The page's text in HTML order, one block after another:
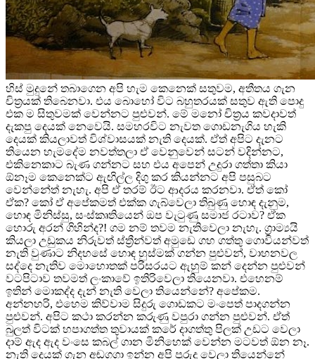
හිස් මුදුනේ තබාගෙන අපි හැම කෙනෙක් සතුවම, අතීතය ගැන
චිත්‍රයක් තිබෙනවා. එය බොහෝ විට බහුතරයක් සතුව ඇති පොදු
එක ම සිතුවමක් වෙන්නට පුළුවන්. මේ මනෝ චිත්‍රය කවදාවත්
දැකපු දෙයක් නෙවෙයි. සමහරවිට නැවත ගොඩනැගිය හැකි
දෙයක් කියලාවත් විශ්වාසයක් නැති දෙයක්. ඒත් අපිට දැනට
තියෙන හැමදේම නවත්තලා ඒ වෙනුවෙන් සටන් වදින්නට,
එකිනෙකාට බැණ ගන්නට සහ එය අපෙන් උදුරා ගත්තා කියා
ඕනෑම කෙනෙක්ට ඇඟිල්ල දිගු කර කියන්නට අපි පසුබට
වෙන්නේත් නැහැ. අපි ඒ තරම් ඊට ආදරය කරනවා. ඒත් කෝ
ඒක? කෝ ඒ අපේකමත් එක්ක ගැබ්වෙලා තිබුණු හොඳ දැනුම,
හොඳ මිනිස්සු, සංස්කෘතියෙන් ඔප වැටුණු සමාජ රටාව? ඒක
හොරු අරන් ගිහින්ද?! ගම නම් තවම නැතිවෙලා නැහැ. ග්‍රාම්‍යයි
කියලා උඩුකය නිරුවත් ස්ත්‍රීන්වත් අමුඩෙ ගහ ගත්තු ගොවියන්වත්
නැති වුණාට නිදහසේ හොඳ හුස්මක් ගන්න පුළුවන්, වාහනවල
සද්දෙ නැතිව මොහොතක් පරිසරයට ඇහුම් කන් දෙන්න පුළුවන්
වටපිටාව තවමත් ලංකාවේ ඉතිරිවෙලා තියෙනවා. එහෙනම්
ඉතින් මොකද්ද දැන් නැති වෙලා තියෙන්නේ? අපේකම.
අන්නහරි, එහෙම කිව්වාම සිදුරු ගොඩකට මංපෙත් පාදගන්න
පුළුවන්. අපිට කථා කරන්න කරුණු වපුරා ගන්න පුළුවන්. ඒත්
බුලත් විටක් හපාගත්ත තුවායක් කරේ දාගත්තු පිලක් උඩට වෙලා
දාම් ඇද ඇද වංසෙ කබල් ගාන මිනිහෙක් වෙන්න මටවත් ඕන නෑ.
නැති දෙයක් ගැන අඬගගා ඉන්න අපි පුරුදු වෙලා තියෙන්නේ